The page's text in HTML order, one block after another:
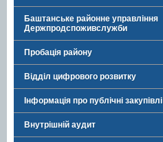
Баштанське районне управління
Держпродспоживслужби
Пробація району
Відділ цифрового розвитку
Інформація про публічні закупівлі
Внутрішній аудит